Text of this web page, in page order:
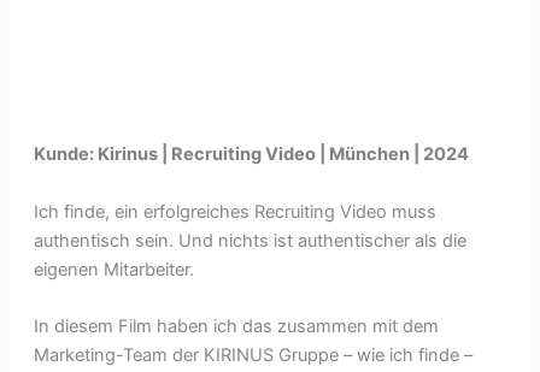
Kunde: Kirinus | Recruiting Video | München | 2024
Ich finde, ein erfolgreiches Recruiting Video muss
authentisch sein. Und nichts ist authentischer als die
eigenen Mitarbeiter.
In diesem Film haben ich das zusammen mit dem
Marketing-Team der KIRINUS Gruppe – wie ich finde –